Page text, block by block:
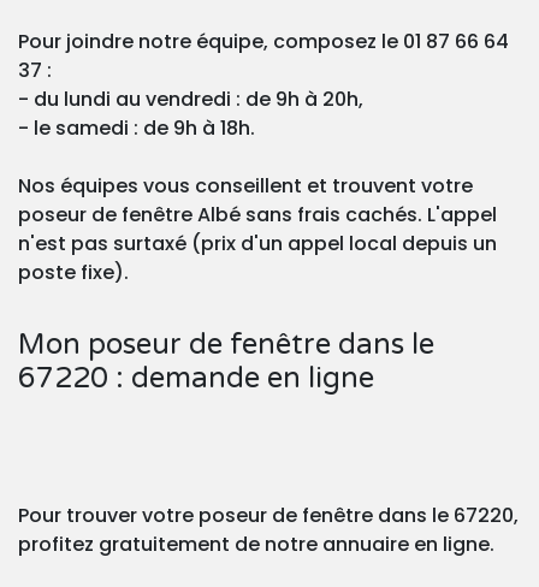
Pour joindre notre équipe, composez le 01 87 66 64
37 :
- du lundi au vendredi : de 9h à 20h,
- le samedi : de 9h à 18h.
Nos équipes vous conseillent et trouvent votre
poseur de fenêtre Albé sans frais cachés. L'appel
n'est pas surtaxé (prix d'un appel local depuis un
poste fixe).
Mon poseur de fenêtre dans le
67220 : demande en ligne
Pour trouver votre poseur de fenêtre dans le 67220,
profitez gratuitement de notre annuaire en ligne.